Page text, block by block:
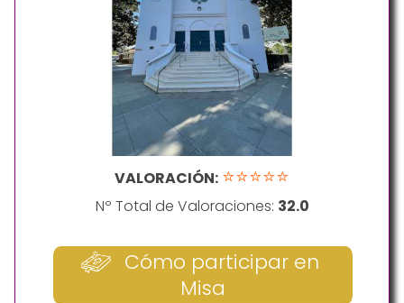
VALORACIÓN: ⭐⭐⭐⭐⭐
Nº Total de Valoraciones: 32.0
Cómo participar en
Misa